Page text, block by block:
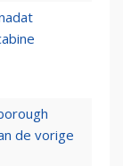
de vorige